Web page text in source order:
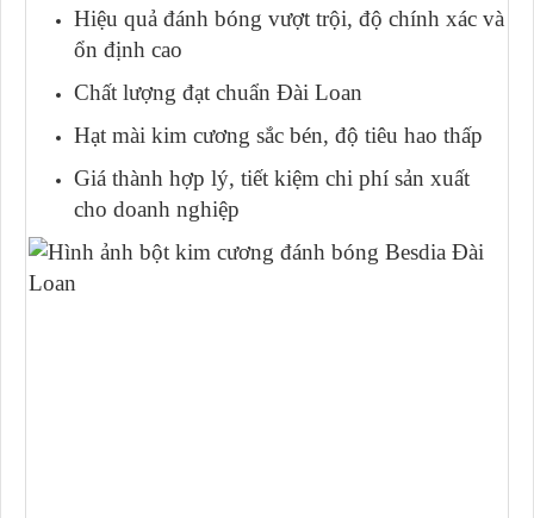
Hiệu quả đánh bóng vượt trội, độ chính xác và
ổn định cao
Chất lượng đạt chuẩn Đài Loan
Hạt mài kim cương sắc bén, độ tiêu hao thấp
Giá thành hợp lý, tiết kiệm chi phí sản xuất
cho doanh nghiệp